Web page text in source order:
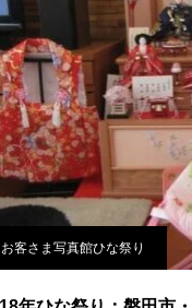
お客さま写真館ひな祭り